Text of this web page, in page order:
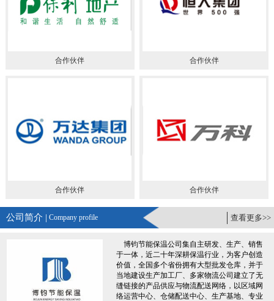
合作伙伴 合作伙伴
合作伙伴 合作伙伴
公司简介 | Company profile 查看更多>>
博钧节能保温公司集自主研发、生产、销售
于一体，近二十年深耕保温行业，为客户创造
价值，全国多个省份拥有大型批发仓库，并于
当地建设生产加工厂、多家物流公司建立了无
缝链接的产品供应与物流配送网络，以区域网
络运营中心、仓储配送中心、生产基地、专业